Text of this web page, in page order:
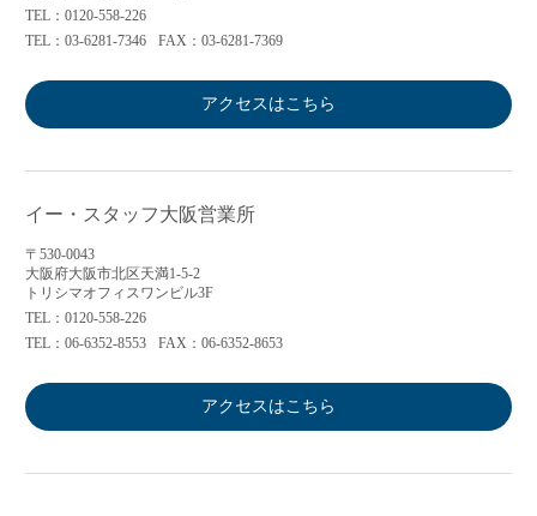
TEL：0120-558-226
TEL：03-6281-7346
FAX：03-6281-7369
アクセスはこちら
イー・スタッフ大阪営業所
〒530-0043
大阪府大阪市北区天満1-5-2
トリシマオフィスワンビル3F
TEL：0120-558-226
TEL：06-6352-8553
FAX：06-6352-8653
アクセスはこちら